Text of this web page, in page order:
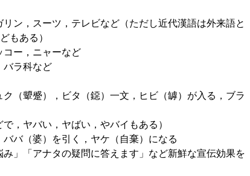
ン，スーツ，テレビなど（ただし近代漢語は外来語と
もある）
ー，ニャーなど
バラ科など
（顰蹙），ビタ（鐚）一文，ヒビ（罅）が入る，ブラ
，ヤバい，ヤばい，やバイもある）
バ（婆）を引く，ヤケ（自棄）になる
」「アナタの疑問に答えます」など新鮮な宣伝効果を